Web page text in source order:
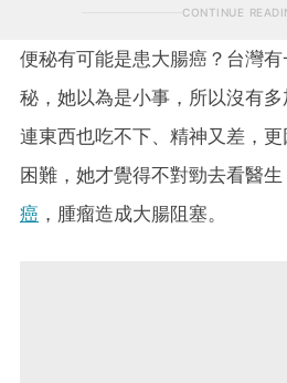
CONTINUE
便秘有可能是患大腸癌？台灣
秘，她以為是小事，所以沒有
連東西也吃不下、精神又差，
困難，她才覺得不對勁去看醫
癌 ，腫瘤造成大腸阻塞。